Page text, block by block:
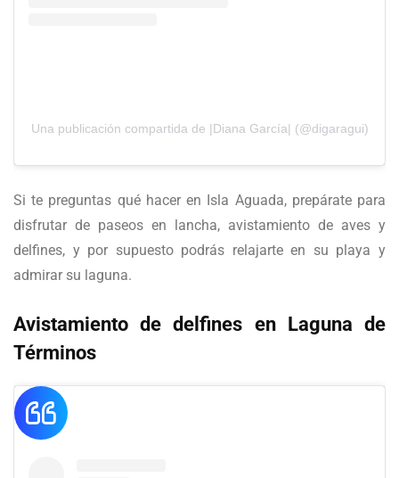
Una publicación compartida de |Diana García| (@digaragui)
Si te preguntas qué hacer en Isla Aguada, prepárate para
disfrutar de paseos en lancha, avistamiento de aves y
delfines, y por supuesto podrás relajarte en su playa y
admirar su laguna.
Avistamiento de delfines en Laguna de
Términos